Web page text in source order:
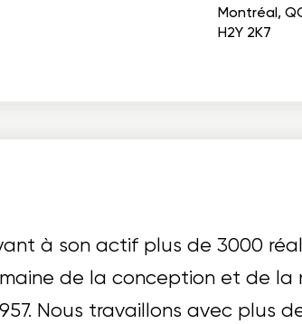
Montréal,
H2Y 2K7
à son actif plus de 3000
de la conception et de la
Nous travaillons avec plus